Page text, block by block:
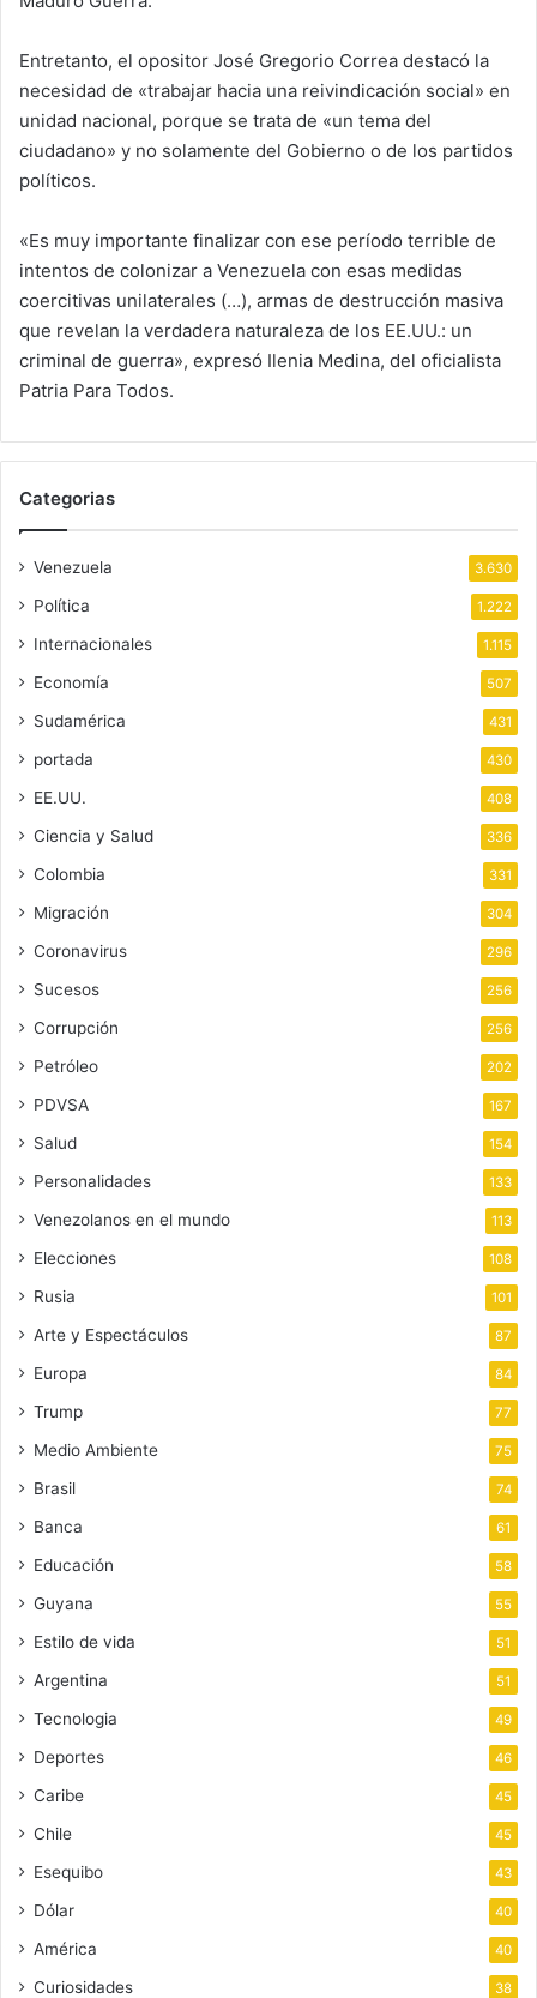
Entretanto, el opositor José Gregorio Correa destacó la
necesidad de «trabajar hacia una reivindicación social» en
unidad nacional, porque se trata de «un tema del
ciudadano» y no solamente del Gobierno o de los partidos
políticos.
«Es muy importante finalizar con ese período terrible de
intentos de colonizar a Venezuela con esas medidas
coercitivas unilaterales (…), armas de destrucción masiva
que revelan la verdadera naturaleza de los EE.UU.: un
criminal de guerra», expresó Ilenia Medina, del oficialista
Patria Para Todos.
Categorias
Venezuela 3.630
Política 1.222
Internacionales 1.115
Economía 507
Sudamérica 431
portada 430
EE.UU. 408
Ciencia y Salud 336
Colombia 331
Migración 304
Coronavirus 296
Sucesos 256
Corrupción 256
Petróleo 202
PDVSA 167
Salud 154
Personalidades 133
Venezolanos en el mundo 113
Elecciones 108
Rusia 101
Arte y Espectáculos 87
Europa 84
Trump 77
Medio Ambiente 75
Brasil 74
Banca 61
Educación 58
Guyana 55
Estilo de vida 51
Argentina 51
Tecnologia 49
Deportes 46
Caribe 45
Chile 45
Esequibo 43
Dólar 40
América 40
Curiosidades 38